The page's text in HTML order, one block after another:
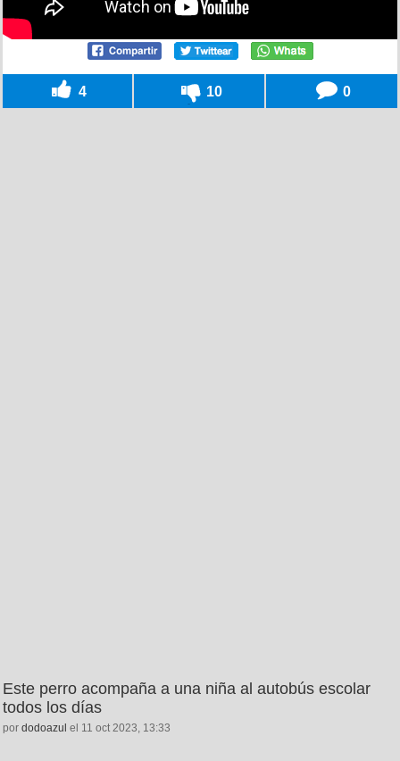
4 10 0
Este perro acompaña a una niña al autobús escolar
todos los días
por dodoazul el 11 oct 2023, 13:33